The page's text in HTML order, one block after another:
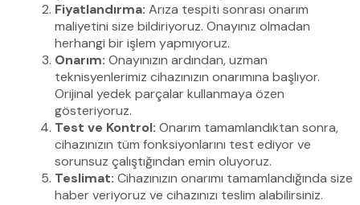
Fiyatlandırma: Arıza tespiti sonrası onarım
maliyetini size bildiriyoruz. Onayınız olmadan
herhangi bir işlem yapmıyoruz.
Onarım: Onayınızın ardından, uzman
teknisyenlerimiz cihazınızın onarımına başlıyor.
Orijinal yedek parçalar kullanmaya özen
gösteriyoruz.
Test ve Kontrol: Onarım tamamlandıktan sonra,
cihazınızın tüm fonksiyonlarını test ediyor ve
sorunsuz çalıştığından emin oluyoruz.
Teslimat: Cihazınızın onarımı tamamlandığında size
haber veriyoruz ve cihazınızı teslim alabilirsiniz.